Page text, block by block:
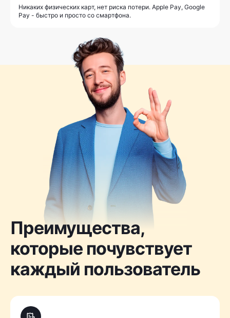
Никаких физических карт, нет риска потери. Apple Pay, Google
Pay - быстро и просто со смартфона.
Преимущества,
которые почувствует
каждый пользователь